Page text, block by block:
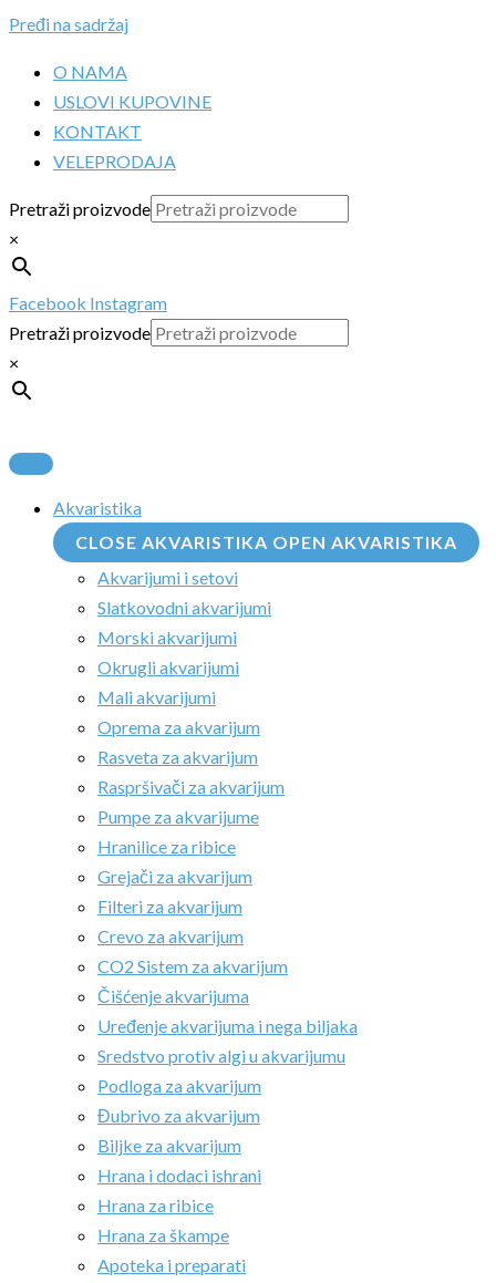
Pređi na sadržaj
O NAMA
USLOVI KUPOVINE
KONTAKT
VELEPRODAJA
Pretraži proizvode
×
Facebook Instagram
Pretraži proizvode
×
Akvaristika
CLOSE AKVARISTIKA OPEN AKVARISTIKA
Akvarijumi i setovi
Slatkovodni akvarijumi
Morski akvarijumi
Okrugli akvarijumi
Mali akvarijumi
Oprema za akvarijum
Rasveta za akvarijum
Raspršivači za akvarijum
Pumpe za akvarijume
Hranilice za ribice
Grejači za akvarijum
Filteri za akvarijum
Crevo za akvarijum
CO2 Sistem za akvarijum
Čišćenje akvarijuma
Uređenje akvarijuma i nega biljaka
Sredstvo protiv algi u akvarijumu
Podloga za akvarijum
Đubrivo za akvarijum
Biljke za akvarijum
Hrana i dodaci ishrani
Hrana za ribice
Hrana za škampe
Apoteka i preparati